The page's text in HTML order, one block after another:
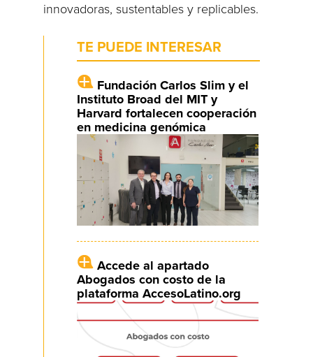
innovadoras, sustentables y replicables.
TE PUEDE INTERESAR
Fundación Carlos Slim y el
Instituto Broad del MIT y
Harvard fortalecen cooperación
en medicina genómica
Accede al apartado
Abogados con costo de la
plataforma AccesoLatino.org